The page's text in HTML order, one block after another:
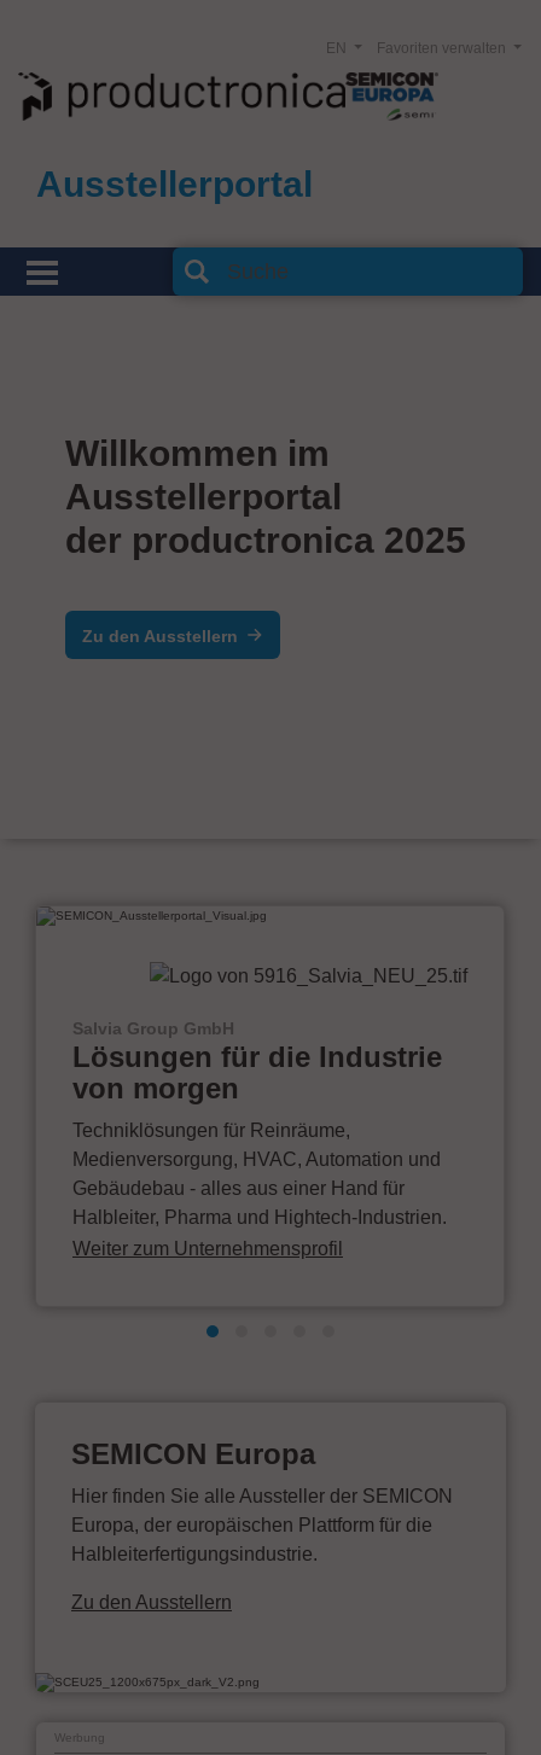
Ausstellerportal
Favoriten verwalten
EN
Willkommen im
Ausstellerportal
der productronica 2025
Zu den Ausstellern
Salvia Group GmbH
Lösungen für die Industrie
von morgen
Techniklösungen für Reinräume,
Medienversorgung, HVAC, Automation und
Gebäudebau - alles aus einer Hand für
Halbleiter, Pharma und Hightech-Industrien.
Weiter zum Unternehmensprofil
SEMICON Europa
Hier finden Sie alle Aussteller der SEMICON
Europa, der europäischen Plattform für die
Halbleiterfertigungsindustrie.
Zu den Ausstellern
Werbung